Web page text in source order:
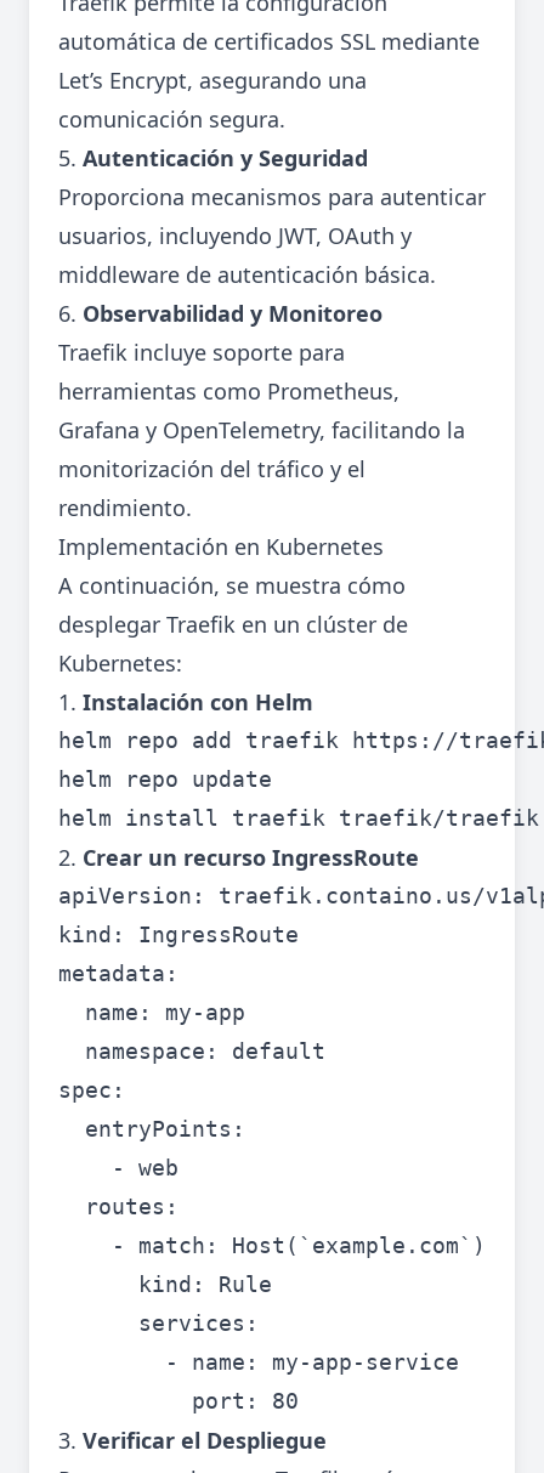
automática de certificados SSL mediante
Let’s Encrypt, asegurando una
comunicación segura.
5. Autenticación y Seguridad
Proporciona mecanismos para autenticar
usuarios, incluyendo JWT, OAuth y
middleware de autenticación básica.
6. Observabilidad y Monitoreo
Traefik incluye soporte para
herramientas como Prometheus,
Grafana y OpenTelemetry, facilitando la
monitorización del tráfico y el
rendimiento.
Implementación en Kubernetes
A continuación, se muestra cómo
desplegar Traefik en un clúster de
Kubernetes:
1. Instalación con Helm
helm repo add traefik https://
helm repo update
2. Crear un recurso IngressRoute
apiVersion: traefik.containo.us/
kind: IngressRoute
metadata:
  name: my-app
  namespace: default
spec:
  entryPoints:
    - web
  routes:
    - match: Host(`example.com`)
      kind: Rule
      services:
        - name: my-app-service
3. Verificar el Despliegue